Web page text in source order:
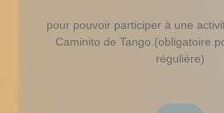
pour pouvoir participer à une
Caminito de Tango. (obligatoire
régulière)